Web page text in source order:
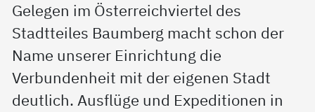
Gelegen im Österreichviertel des
Stadtteiles Baumberg macht schon der
Name unserer Einrichtung die
Verbundenheit mit der eigenen Stadt
deutlich. Ausflüge und Expeditionen in